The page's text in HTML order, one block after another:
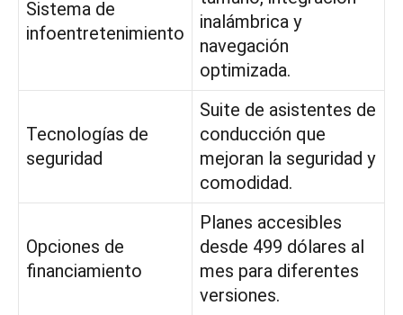
Sistema de
infoentretenimiento
inalámbrica y
navegación
optimizada.
Tecnologías de
seguridad
Suite de asistentes de
conducción que
mejoran la seguridad y
comodidad.
Opciones de
financiamiento
Planes accesibles
desde 499 dólares al
mes para diferentes
versiones.